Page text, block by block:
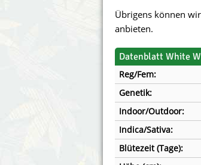
Übrigens können
anbieten.
Datenblatt White
Reg/Fem:
Genetik:
Indoor/Outdoor:
Indica/Sativa:
Blütezeit (Tage):